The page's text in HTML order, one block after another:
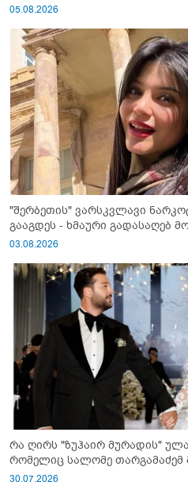
05.08.2026
"შერბეთის" ვარსკვლავი
გააგდეს - ხმაური გადასაღებ
03.08.2026
რა ღირს "ზუჰაირ მურადის" ულამაზესი საქორწინო კაბა,
რომელიც სალომე თარგამაძემ
30.07.2026